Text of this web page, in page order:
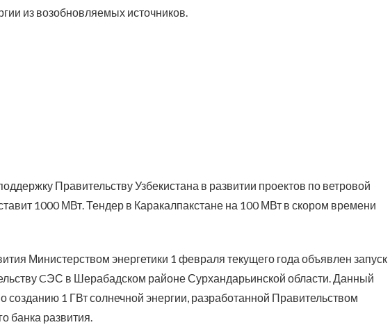
из возобновляемых источников.
Правительству Узбекистана в развитии проектов по ветровой
1000 МВт. Тендер в Каракалпакстане на 100 МВт в скором времени
Министерством энергетики 1 февраля текущего года объявлен запуск
CЭС в Шерабадском районе Сурхандарьинской области. Данный
созданию 1 ГВт солнечной энергии, разработанной Правительством
банка развития.